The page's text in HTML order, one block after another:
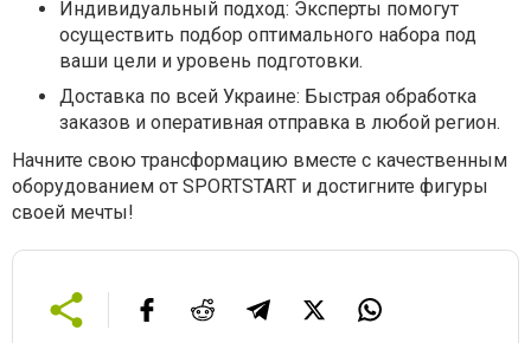
Индивидуальный подход: Эксперты помогут
осуществить подбор оптимального набора под
ваши цели и уровень подготовки.
Доставка по всей Украине: Быстрая обработка
заказов и оперативная отправка в любой регион.
Начните свою трансформацию вместе с качественным
оборудованием от SPORTSTART и достигните фигуры
своей мечты!